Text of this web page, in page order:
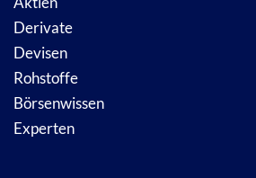
Derivate
Devisen
Rohstoffe
Börsenwissen
Experten